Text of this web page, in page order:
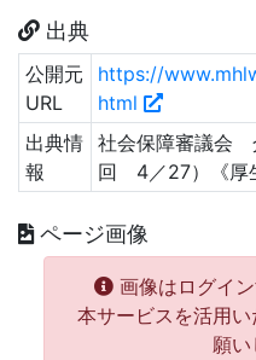
出典
公開元
URL
https://
html
出典情
報
社会保障審議会
回 4／27）《厚
ページ画像
画像はログイン
本サービスを活用
願い